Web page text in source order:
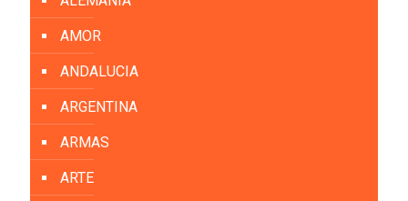
AMOR
ANDALUCIA
ARGENTINA
ARMAS
ARTE